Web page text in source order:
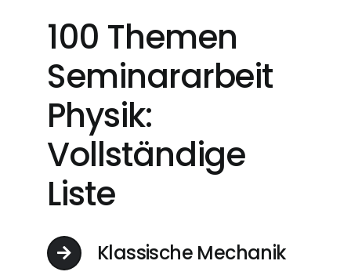
100 Themen
Seminararbeit
Physik:
Vollständige
Liste
Klassische Mechanik